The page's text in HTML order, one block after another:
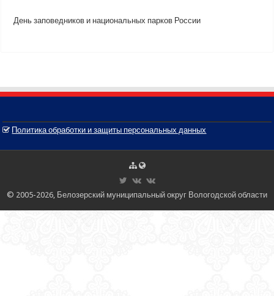
День заповедников и национальных парков России
Политика обработки и защиты персональных данных
© 2005-2026, Белозерский муниципальный округ Вологодской области